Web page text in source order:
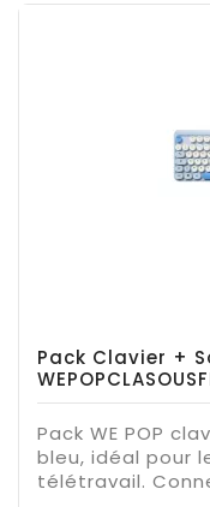
Pack Clavier +
Pack WE POP
bleu, idéal pour
télétravail.